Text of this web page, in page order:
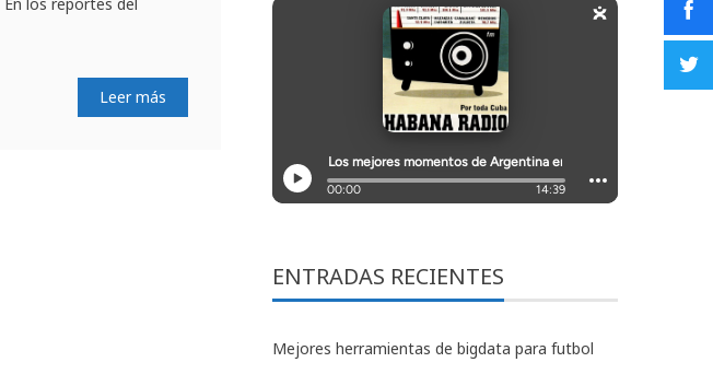
los reportes del
Leer más
ENTRADAS RECIENTES
Mejores herramientas de bigdata para futbol